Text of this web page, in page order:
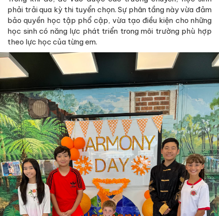
phải trải qua kỳ thi tuyển chọn. Sự phân tầng này vừa đảm
bảo quyền học tập phổ cập, vừa tạo điều kiện cho những
học sinh có năng lực phát triển trong môi trường phù hợp
theo lực học của từng em.